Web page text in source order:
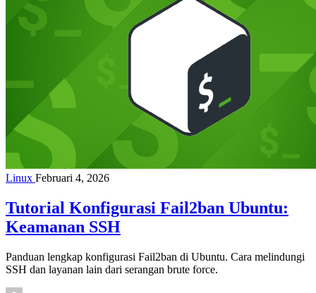
Linux Februari 4, 2026
Tutorial Konfigurasi Fail2ban Ubuntu:
Keamanan SSH
Panduan lengkap konfigurasi Fail2ban di Ubuntu. Cara melindungi
SSH dan layanan lain dari serangan brute force.